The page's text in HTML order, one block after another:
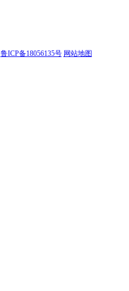
鲁ICP备18056135号 网站地图